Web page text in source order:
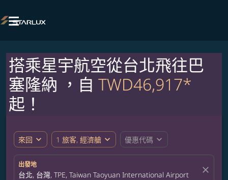

搭乘星宇航空從台北飛往巴
塞隆納 ，自 TWD46,917*
起！
來回 expand_more 1 旅客, 經濟艙 expand_more 優惠代碼 expand_more
出發地
台北, 台灣, TPE, Taiwan Taoyuan International Airport close